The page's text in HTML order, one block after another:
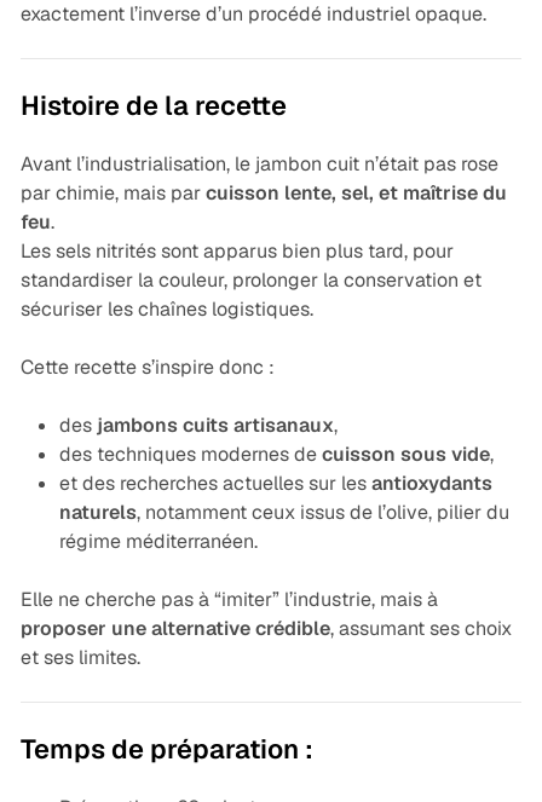
exactement l’inverse d’un procédé industriel opaque.
Histoire de la recette
Avant l’industrialisation, le jambon cuit n’était pas rose
par chimie, mais parcuisson lente, sel, et maîtrise du
feu.
Les sels nitrités sont apparus bien plus tard, pour
standardiser la couleur, prolonger la conservation et
sécuriser les chaînes logistiques.
Cette recette s’inspire donc :
desjambons cuits artisanaux,
des techniques modernes decuisson sous vide,
et des recherches actuelles sur lesantioxydants
naturels, notamment ceux issus de l’olive, pilier du
régime méditerranéen.
Elle ne cherche pas à “imiter” l’industrie, mais à
proposer une alternative crédible, assumant ses choix
et ses limites.
Temps de préparation :